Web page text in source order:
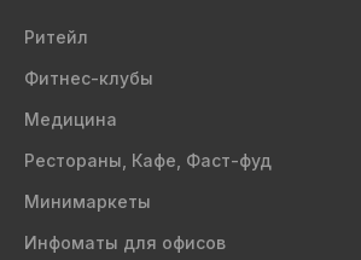
Ритейл
Фитнес-клубы
Медицина
Рестораны, Кафе, Фаст-фуд
Минимаркеты
Инфоматы для офисов